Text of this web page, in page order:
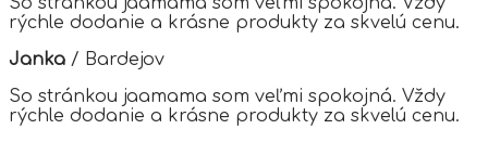
product
page
rýchle dodanie a krásne produkty za skvelú cenu.
Janka / Bardejov
So stránkou jaamama som veľmi spokojná. Vždy
rýchle dodanie a krásne produkty za skvelú cenu.